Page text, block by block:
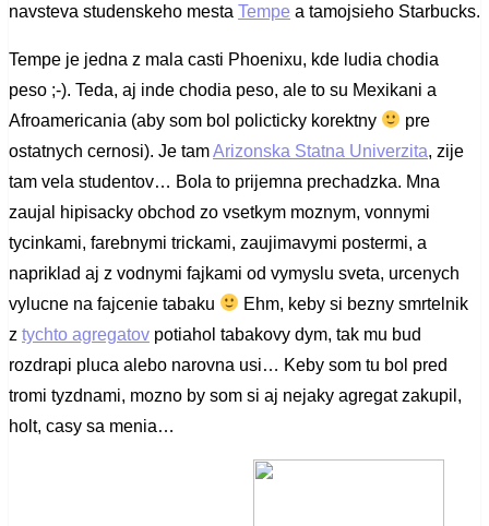
navsteva studenskeho mesta Tempe a tamojsieho Starbucks.
Tempe je jedna z mala casti Phoenixu, kde ludia chodia
peso ;-). Teda, aj inde chodia peso, ale to su Mexikani a
Afroamericania (aby som bol policticky korektny
pre
ostatnych cernosi). Je tamArizonska Statna Univerzita, zije
tam vela studentov… Bola to prijemna prechadzka. Mna
zaujal hipisacky obchod zo vsetkym moznym, vonnymi
tycinkami, farebnymi trickami, zaujimavymi postermi, a
napriklad aj z vodnymi fajkami od vymyslu sveta, urcenych
vylucne na fajcenie tabaku
Ehm, keby si bezny smrtelnik
z tychto agregatov potiahol tabakovy dym, tak mu bud
rozdrapi pluca alebo narovna usi… Keby som tu bol pred
tromi tyzdnami, mozno by som si aj nejaky agregat zakupil,
holt, casy sa menia…